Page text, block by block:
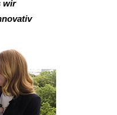
wir